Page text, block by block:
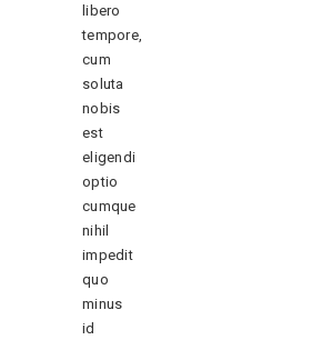
libero
tempore,
cum
soluta
nobis
est
eligendi
optio
cumque
nihil
impedit
quo
minus
id